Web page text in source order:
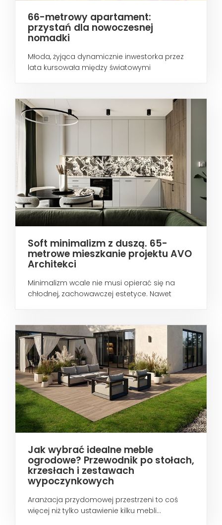
66-metrowy apartament:
przystań dla nowoczesnej
nomadki
Młoda, żyjąca dynamicznie inwestorka przez
lata kursowała między światowymi
Soft minimalizm z duszą. 65-
metrowe mieszkanie projektu AVO
Architekci
Minimalizm wcale nie musi opierać się na
chłodnej, zachowawczej estetyce. Nawet
Jak wybrać idealne meble
ogrodowe? Przewodnik po stołach,
krzesłach i zestawach
wypoczynkowych
Aranżacja przydomowej przestrzeni to coś
więcej niż tylko ustawienie kilku mebli...